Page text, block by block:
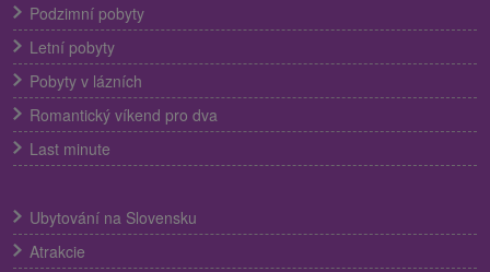
Podzimní pobyty
Letní pobyty
Pobyty v lázních
Romantický víkend pro dva
Last minute
Ubytování na Slovensku
Atrakcie